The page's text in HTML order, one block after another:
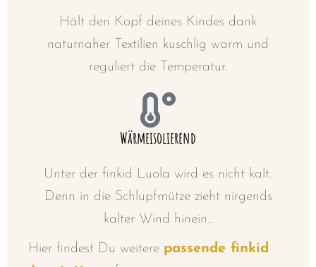
Hält den Kopf deines Kindes dank
naturnaher Textilien kuschlig warm und
reguliert die Temperatur.
Wärmeisolierend
Unter der finkid Luola wird es nicht kalt.
Denn in die Schlupfmütze zieht nirgends
kalter Wind hinein..
Hier findest Du weitere passende finkid